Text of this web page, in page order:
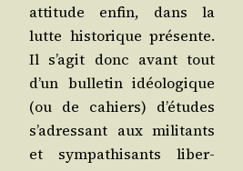
atti­tude enfin, dans la
lutte his­to­rique pré­sente.
Il s’a­git donc avant tout
d’un bul­le­tin idéo­lo­gique
(ou de cahiers) d’é­tudes
s’a­dres­sant aux mili­tants
et sym­pa­thi­sants liber­